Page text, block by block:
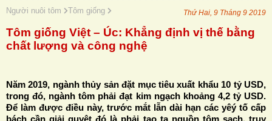
Người nuôi tôm Tôm giống Thứ Hai, 9 Tháng 9 2019
Tôm giống Việt – Úc: Khẳng định vị thế bằng
chất lượng và công nghệ
Năm 2019, ngành thủy sản đặt mục tiêu xuất khẩu 10 tỷ USD,
trong đó, ngành tôm phải đạt kim ngạch khoảng 4,2 tỷ USD.
Để làm được điều này, trước mắt lẫn dài hạn các yêý tố cấp
bách cần giải quyêt đó là phải tao ta nguồn tôm sạch, truy